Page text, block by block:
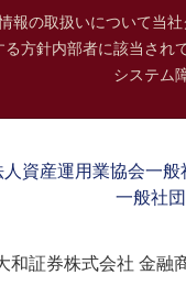
報の取扱いについて当
る方針内部者に該当され
システム
資産運用業協会一般
一般社
和証券株式会社 金融